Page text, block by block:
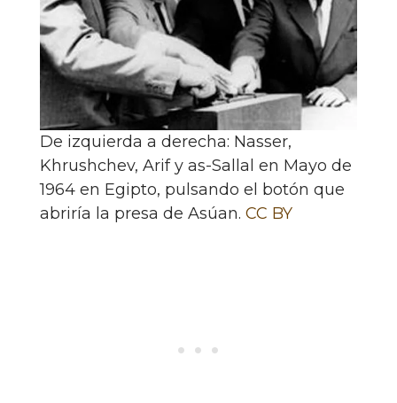
De izquierda a derecha: Nasser,
Khrushchev, Arif y as-Sallal en Mayo de
1964 en Egipto, pulsando el botón que
abriría la presa de Asúan. CC BY